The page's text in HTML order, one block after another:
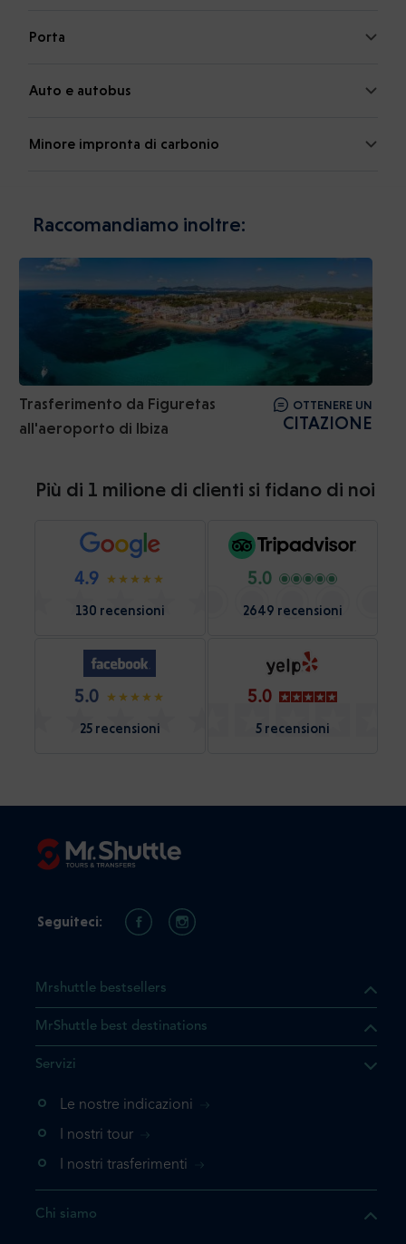
Porta
Auto e autobus
Minore impronta di carbonio
Raccomandiamo inoltre:
Trasferimento da Figuretas
all'aeroporto di Ibiza
OTTENERE UN
CITAZIONE
Più di 1 milione di clienti si fidano di noi
4.9
130 recensioni
5.0
2649 recensioni
5.0
25 recensioni
5.0
5 recensioni
il prodotto che state
nuovamente, la
Mrshuttle bestsellers
MrShuttle best destinations
Servizi
Le nostre indicazioni
I nostri tour
I nostri trasferimenti
Chi siamo
Seguiteci: